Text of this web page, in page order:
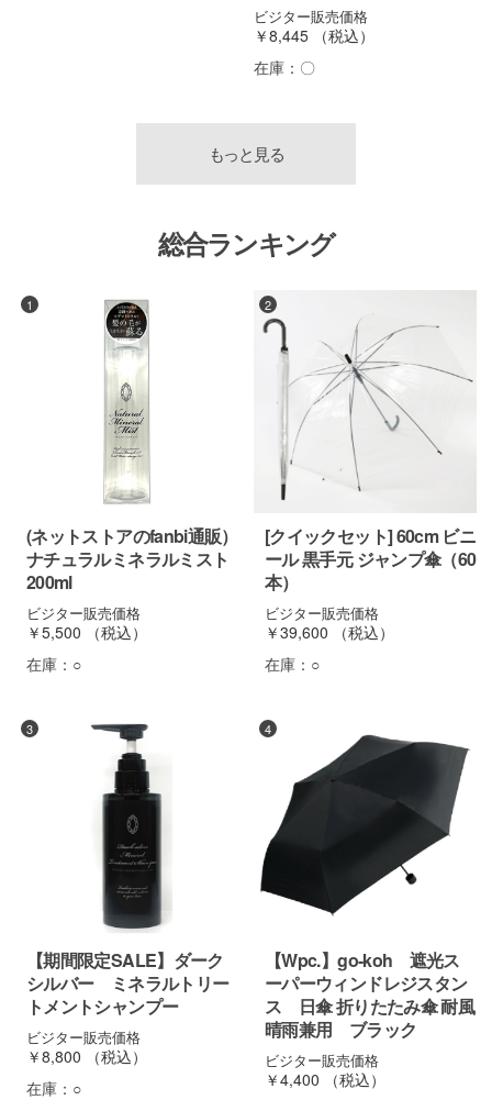
ビジター販売価格
￥8,445
（税込）
在庫： 〇
もっと見る
総合ランキング
1
(ネットストアのfanbi通販）
ナチュラルミネラルミスト
200ml
ビジター販売価格
￥5,500
（税込）
在庫： ○
2
[クイックセット] 60cm ビニ
ール 黒手元 ジャンプ傘（60
本）
ビジター販売価格
￥39,600
（税込）
在庫： ○
3
【期間限定SALE】ダーク
シルバー ミネラルトリー
トメントシャンプー
ビジター販売価格
￥8,800
（税込）
在庫： ○
4
【Wpc.】go-koh 遮光ス
ーパーウィンドレジスタン
ス 日傘 折りたたみ傘 耐風
晴雨兼用 ブラック
ビジター販売価格
￥4,400 （税込）